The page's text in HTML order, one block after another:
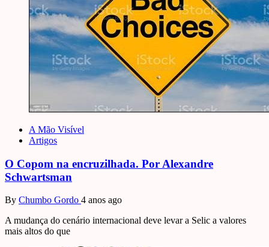
A Mão Visível
Artigos
O Copom na encruzilhada. Por Alexandre
Schwartsman
By Chumbo Gordo 4 anos ago
A mudança do cenário internacional deve levar a Selic a valores
mais altos do que